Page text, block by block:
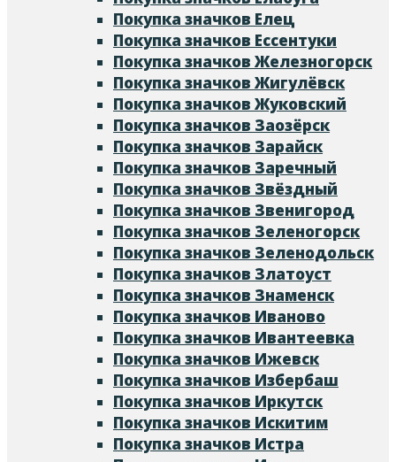
Покупка значков Елец
Покупка значков Ессентуки
Покупка значков Железногорск
Покупка значков Жигулёвск
Покупка значков Жуковский
Покупка значков Заозёрск
Покупка значков Зарайск
Покупка значков Заречный
Покупка значков Звёздный
Покупка значков Звенигород
Покупка значков Зеленогорск
Покупка значков Зеленодольск
Покупка значков Златоуст
Покупка значков Знаменск
Покупка значков Иваново
Покупка значков Ивантеевка
Покупка значков Ижевск
Покупка значков Избербаш
Покупка значков Иркутск
Покупка значков Искитим
Покупка значков Истра